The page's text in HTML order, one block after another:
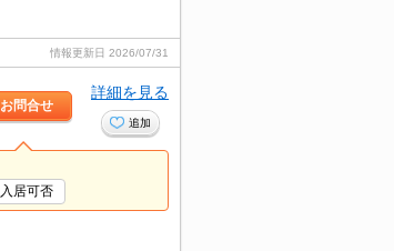
情報更新日 2026/07/31
お問合せ
詳細を見る
追加
入居可否